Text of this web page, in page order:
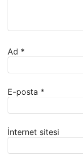
Ad *
E-posta *
İnternet sitesi